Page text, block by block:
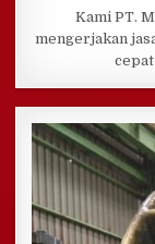
Kami PT.
mengerjakan